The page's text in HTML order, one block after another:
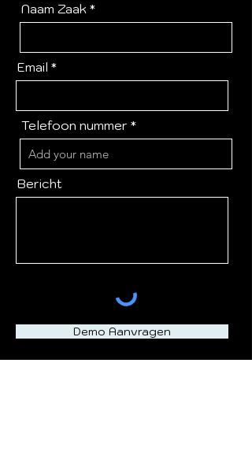
Naam Zaak
Email
Telefoon nummer
Bericht
Demo Aanvragen